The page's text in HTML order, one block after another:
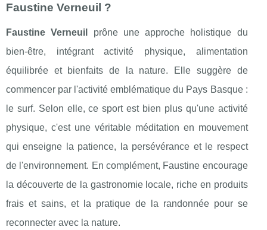
Faustine Verneuil ?
Faustine Verneuil
prône une approche holistique du
bien-être, intégrant activité physique, alimentation
équilibrée et bienfaits de la nature. Elle suggère de
commencer par l'activité emblématique du Pays Basque :
le surf. Selon elle, ce sport est bien plus qu'une activité
physique, c'est une véritable méditation en mouvement
qui enseigne la patience, la persévérance et le respect
de l'environnement. En complément, Faustine encourage
la découverte de la gastronomie locale, riche en produits
frais et sains, et la pratique de la randonnée pour se
reconnecter avec la nature.